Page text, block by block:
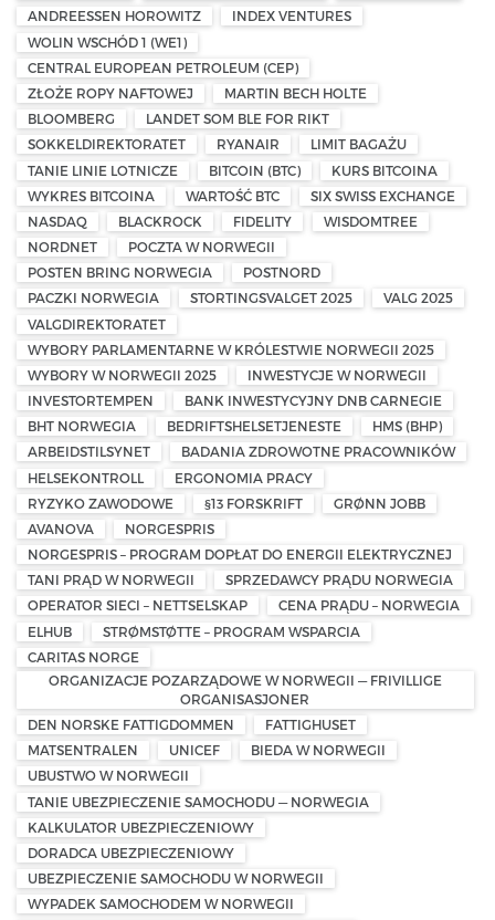
ANDREESSEN HOROWITZ
INDEX VENTURES
WOLIN WSCHÓD 1 (WE1)
CENTRAL EUROPEAN PETROLEUM (CEP)
ZŁOŻE ROPY NAFTOWEJ
MARTIN BECH HOLTE
BLOOMBERG
LANDET SOM BLE FOR RIKT
SOKKELDIREKTORATET
RYANAIR
LIMIT BAGAŻU
TANIE LINIE LOTNICZE
BITCOIN (BTC)
KURS BITCOINA
WYKRES BITCOINA
WARTOŚĆ BTC
SIX SWISS EXCHANGE
NASDAQ
BLACKROCK FIDELITY
WISDOMTREE
NORDNET
POCZTA W NORWEGII
POSTEN BRING NORWEGIA
POSTNORD
PACZKI NORWEGIA
STORTINGSVALGET 2025
VALG 2025
VALGDIREKTORATET
WYBORY PARLAMENTARNE W KRÓLESTWIE NORWEGII 2025
WYBORY W NORWEGII 2025
INWESTYCJE W NORWEGII
INVESTORTEMPEN
BANK INWESTYCYJNY DNB CARNEGIE
BHT NORWEGIA
BEDRIFTSHELSETJENESTE
HMS (BHP)
ARBEIDSTILSYNET
BADANIA ZDROWOTNE PRACOWNIKÓW
HELSEKONTROLL
ERGONOMIA PRACY
RYZYKO ZAWODOWE
§13 FORSKRIFT
GRØNN JOBB
AVANOVA
NORGESPRIS
NORGESPRIS – PROGRAM DOPŁAT DO ENERGII ELEKTRYCZNEJ
TANI PRĄD W NORWEGII
SPRZEDAWCY PRĄDU NORWEGIA
OPERATOR SIECI – NETTSELSKAP
CENA PRĄDU – NORWEGIA
ELHUB
STRØMSTØTTE – PROGRAM WSPARCIA
CARITAS NORGE
ORGANIZACJE POZARZĄDOWE W NORWEGII — FRIVILLIGE
ORGANISASJONER
DEN NORSKE FATTIGDOMMEN
FATTIGHUSET
MATSENTRALEN
UNICEF
BIEDA W NORWEGII
UBUSTWO W NORWEGII
TANIE UBEZPIECZENIE SAMOCHODU — NORWEGIA
KALKULATOR UBEZPIECZENIOWY
DORADCA UBEZPIECZENIOWY
UBEZPIECZENIE SAMOCHODU W NORWEGII
WYPADEK SAMOCHODEM W NORWEGII